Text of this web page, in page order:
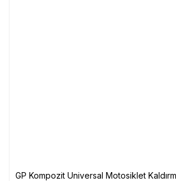
GP Kompozit Universal Motosiklet